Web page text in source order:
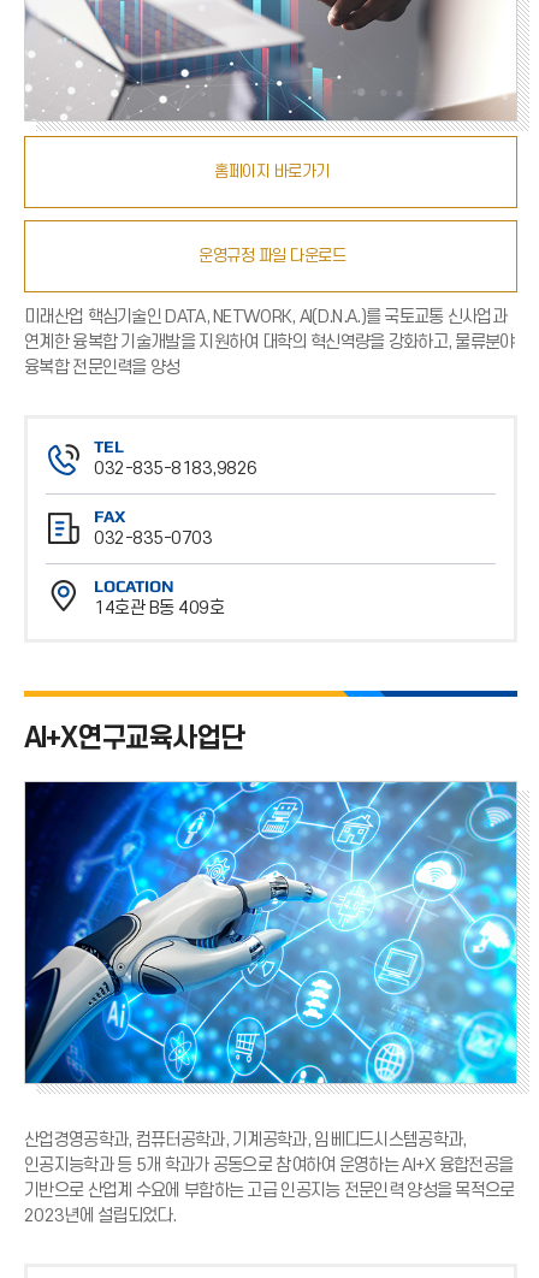
홈페이지 바로가기
운영규정 파일 다운로드
미래산업 핵심기술인 DATA, NETWORK, AI(D.N.A.)를 국토교통 신사업과
연계한 융복합 기술개발을 지원하여 대학의 혁신역량을 강화하고, 물류분야
융복합 전문인력을 양성
TEL
032-835-8183,9826
전
화
번
호
FAX
032-835-0703
팩
스
번
LOCATION
14호관 B동 409호
AI+X연구교육사업단
산업경영공학과, 컴퓨터공학과, 기계공학과, 임베디드시스템공학과,
인공지능학과 등 5개 학과가 공동으로 참여하여 운영하는 AI+X 융합전공을
기반으로 산업계 수요에 부합하는 고급 인공지능 전문인력 양성을 목적으로
2023년에 설립되었다.